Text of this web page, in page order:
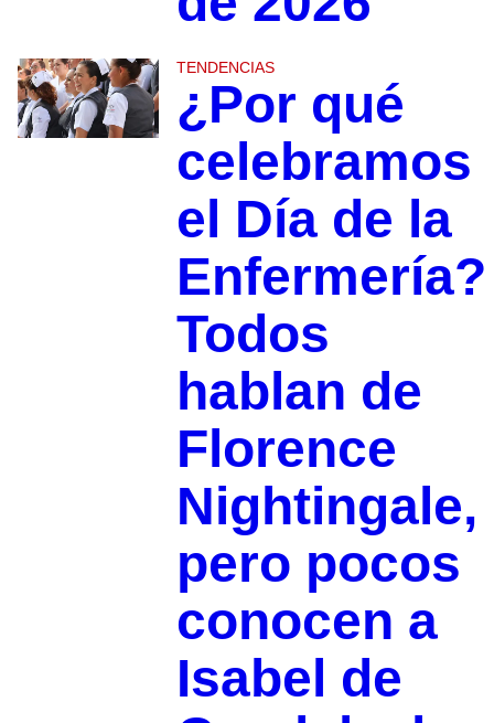
TENDENCIAS
¿Por qué
celebramos
el Día de la
Enfermería?
Todos
hablan de
Florence
Nightingale,
pero pocos
conocen a
Isabel de